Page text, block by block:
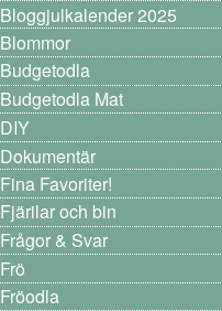
Bloggjulkalender 2025
Blommor
Budgetodla
Budgetodla Mat
DIY
Dokumentär
Fina Favoriter!
Fjärilar och bin
Frågor & Svar
Frö
Fröodla